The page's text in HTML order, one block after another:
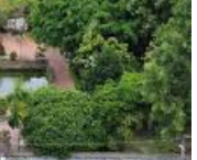
Kỳ họp thứ tư (Kỳ họp
quà người có công theo ủy